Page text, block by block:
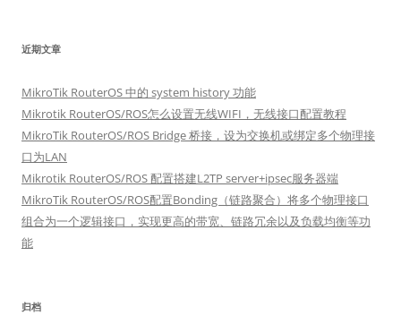
近期文章
MikroTik RouterOS 中的 system history 功能
Mikrotik RouterOS/ROS怎么设置无线WIFI，无线接口配置教程
MikroTik RouterOS/ROS Bridge 桥接，设为交换机或绑定多个物理接
口为LAN
Mikrotik RouterOS/ROS 配置搭建L2TP server+ipsec服务器端
MikroTik RouterOS/ROS配置Bonding（链路聚合）将多个物理接口
组合为一个逻辑接口，实现更高的带宽、链路冗余以及负载均衡等功
能
归档